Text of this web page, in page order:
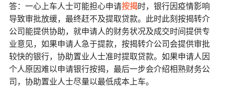
答：一心上车人士可能担心申请按揭时，银行因疫情影响
导致审批放缓，最终赶不及提取贷款。此时此刻按揭转介
公司能提供协助，就申请人的财务状况及成交时间提供专
业意见，如果申请人急于提款，按揭转介公司会提供审批
较快的银行，协助置业人士准时提取贷款。如果申请人因
个人原因难以申请银行按揭，最后一步会介绍相熟财务公
司，协助置业人士尽量以最低成本上车。